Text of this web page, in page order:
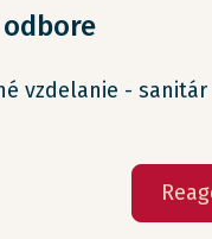
vzdelanie - sanitár